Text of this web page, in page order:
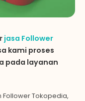
jasa Follower
kami proses
pada layanan
Tokopedia,